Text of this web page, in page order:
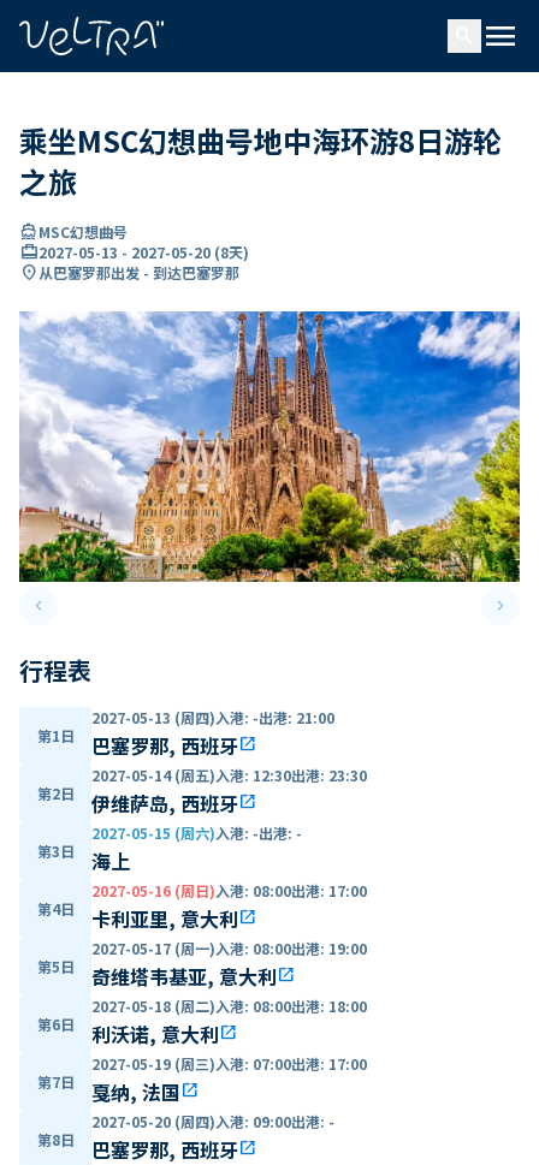
menu
乘坐MSC幻想曲号地中海环游8日游轮
之旅
directions_boatMSC幻想曲号
card_travel2027-05-13 - 2027-05-20 (8天)
location_on从巴塞罗那出发 - 到达巴塞罗那
keyboard_arrow_leftPrevious slide keyboard_arrow_right
行程表
第1日
2027-05-13 (周四)入港: -出港: 21:00
巴塞罗那, 西班牙open_in_new
第2日
2027-05-14 (周五)入港: 12:30出港: 23:30
伊维萨岛, 西班牙open_in_new
第3日
2027-05-15 (周六)入港: -出港: -
海上
第4日
2027-05-16 (周日)入港: 08:00出港: 17:00
卡利亚里, 意大利open_in_new
第5日
2027-05-17 (周一)入港: 08:00出港: 19:00
奇维塔韦基亚, 意大利open_in_new
第6日
2027-05-18 (周二)入港: 08:00出港: 18:00
利沃诺, 意大利open_in_new
第7日
2027-05-19 (周三)入港: 07:00出港: 17:00
戛纳, 法国open_in_new
第8日
2027-05-20 (周四)入港: 09:00出港: -
巴塞罗那, 西班牙open_in_new